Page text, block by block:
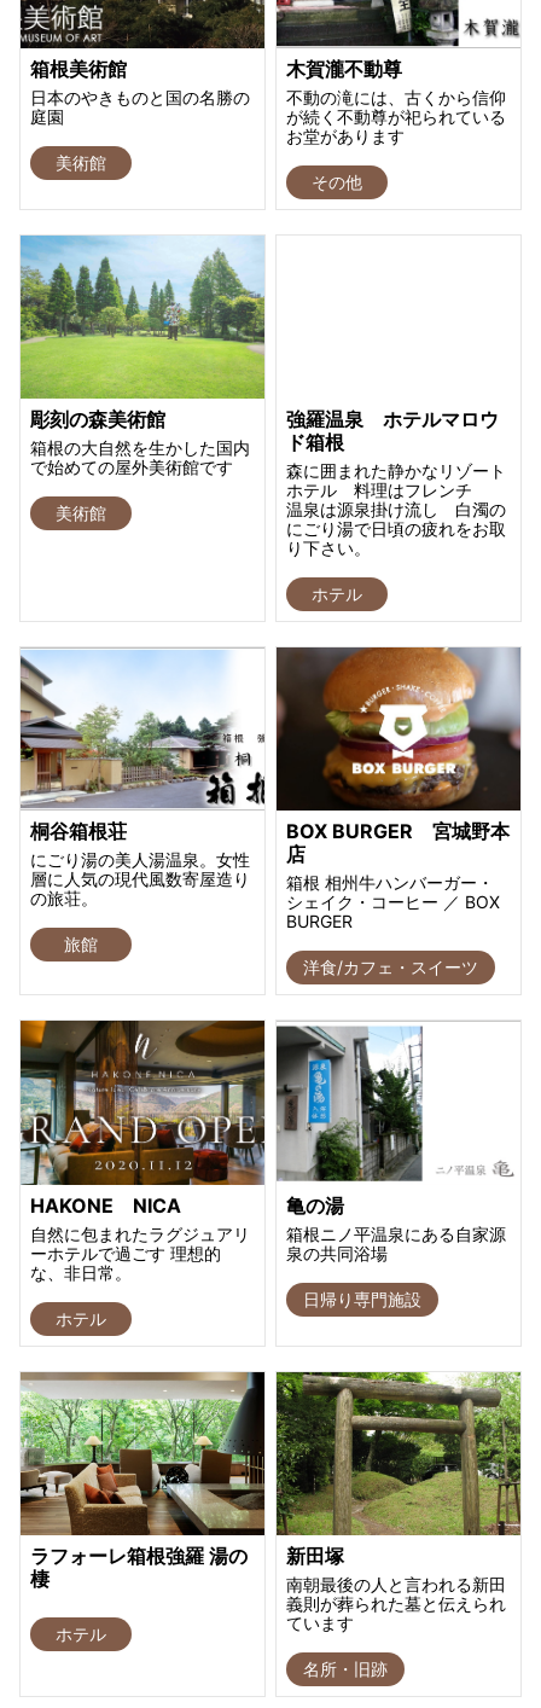
箱根美術館
日本のやきものと国の名勝の
庭園
美術館
木賀瀧不動尊
不動の滝には、古くから信仰
が続く不動尊が祀られている
お堂があります
その他
彫刻の森美術館
箱根の大自然を生かした国内
で始めての屋外美術館です
美術館
強羅温泉 ホテルマロウ
ド箱根
森に囲まれた静かなリゾート
ホテル 料理はフレンチ
温泉は源泉掛け流し 白濁の
にごり湯で日頃の疲れをお取
り下さい。
ホテル
桐谷箱根荘
にごり湯の美人湯温泉。女性
層に人気の現代風数寄屋造り
の旅荘。
旅館
BOX BURGER 宮城野本
店
箱根 相州牛ハンバーガー・
シェイク・コーヒー ／ BOX
BURGER
洋食/カフェ・スイーツ
HAKONE NICA
自然に包まれたラグジュアリ
ーホテルで過ごす 理想的
な、非日常。
ホテル
亀の湯
箱根ニノ平温泉にある自家源
泉の共同浴場
日帰り専門施設
ラフォーレ箱根強羅 湯の
棲
ホテル
新田塚
南朝最後の人と言われる新田
義則が葬られた墓と伝えられ
ています
名所・旧跡